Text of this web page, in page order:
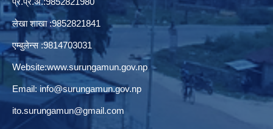
लेखा शाखा :9852821841
एम्बुलेन्स :9814703031
Website:www.surungamun.gov.np
Email: info@surungamun.gov.np
ito.surungamun@gmail.com